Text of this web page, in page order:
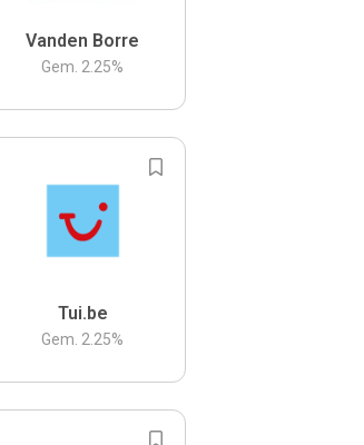
Vanden Borre
Gem. 2.25%
Tui.be
Gem. 2.25%